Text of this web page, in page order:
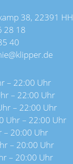
38, 22391 HH
28 18
40
– 22:00 Uhr
– 22:00 Uhr
– 22:00 Uhr
Uhr – 22:00 Uhr
– 20:00 Uhr
– 20:00 Uhr
– 20:00 Uhr